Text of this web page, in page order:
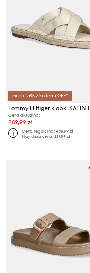
extra -5% z kodem: OFF*
Cena aktualna:
209,99 zł
Cena regularna:439,99 zł
Najniższa cena:219,99 zł